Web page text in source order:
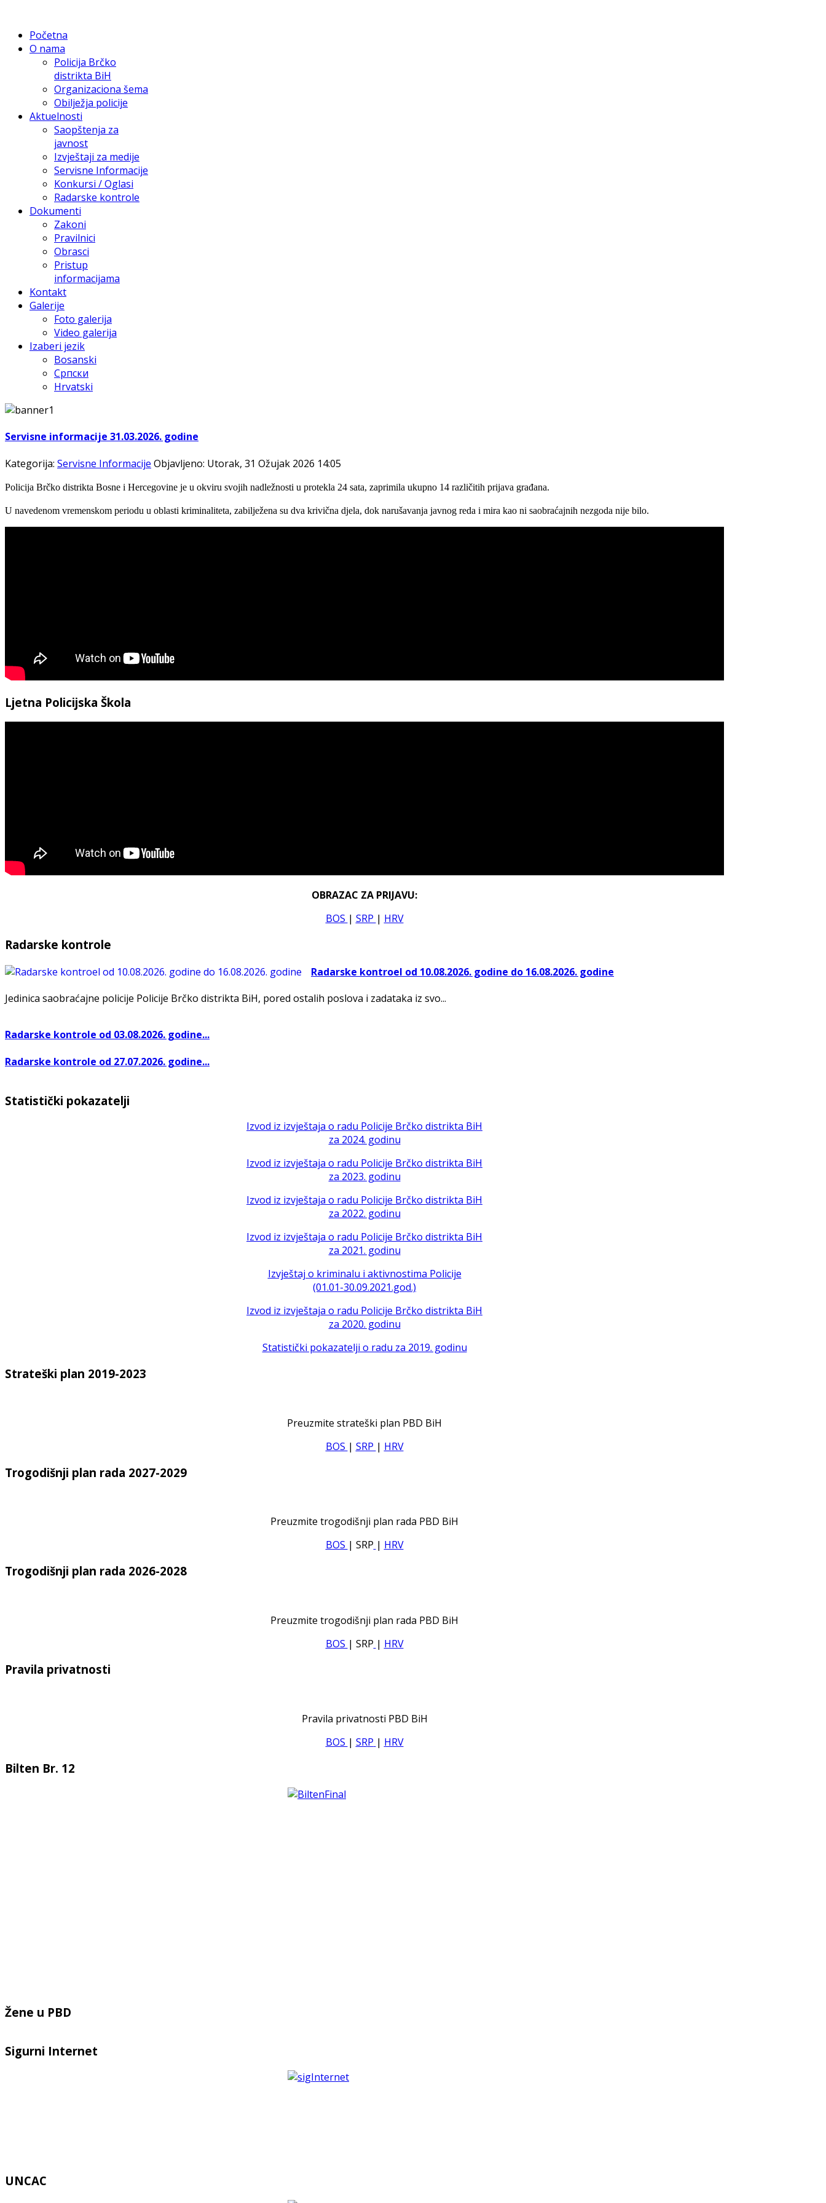
Početna
O nama
Policija Brčko
distrikta BiH
Organizaciona šema
Obilježja policije
Aktuelnosti
Saopštenja za
javnost
Izvještaji za medije
Servisne Informacije
Konkursi / Oglasi
Radarske kontrole
Dokumenti
Zakoni
Pravilnici
Obrasci
Pristup
informacijama
Kontakt
Galerije
Foto galerija
Video galerija
Izaberi jezik
Bosanski
Српски
Hrvatski
Servisne informacije 31.03.2026. godine
Kategorija: Servisne Informacije Objavljeno: Utorak, 31 Ožujak 2026 14:05
Policija Brčko distrikta Bosne i Hercegovine je u okviru svojih nadležnosti u protekla 24 sata, zaprimila ukupno 14 različitih prijava građana.
U navedenom vremenskom periodu u oblasti kriminaliteta, zabilježena su dva krivična djela, dok narušavanja javnog reda i mira kao ni saobraćajnih nezgoda nije bilo.
Ljetna Policijska Škola
OBRAZAC ZA PRIJAVU:
BOS | SRP | HRV
Radarske kontrole
Radarske kontroel od 10.08.2026. godine do 16.08.2026. godine
Jedinica saobraćajne policije Policije Brčko distrikta BiH, pored ostalih poslova i zadataka iz svo...
Radarske kontrole od 03.08.2026. godine...
Radarske kontrole od 27.07.2026. godine...
Statistički pokazatelji
Izvod iz izvještaja o radu Policije Brčko distrikta BiH
za 2024. godinu
Izvod iz izvještaja o radu Policije Brčko distrikta BiH
za 2023. godinu
Izvod iz izvještaja o radu Policije Brčko distrikta BiH
za 2022. godinu
Izvod iz izvještaja o radu Policije Brčko distrikta BiH
za 2021. godinu
Izvještaj o kriminalu i aktivnostima Policije
(01.01-30.09.2021.god.)
Izvod iz izvještaja o radu Policije Brčko distrikta BiH
za 2020. godinu
Statistički pokazatelji o radu za 2019. godinu
Strateški plan 2019-2023
Preuzmite strateški plan PBD BiH
BOS | SRP | HRV
Trogodišnji plan rada 2027-2029
Preuzmite trogodišnji plan rada PBD BiH
BOS | SRP | HRV
Trogodišnji plan rada 2026-2028
Preuzmite trogodišnji plan rada PBD BiH
BOS | SRP | HRV
Pravila privatnosti
Pravila privatnosti PBD BiH
BOS | SRP | HRV
Bilten Br. 12
Žene u PBD
Sigurni Internet
UNCAC